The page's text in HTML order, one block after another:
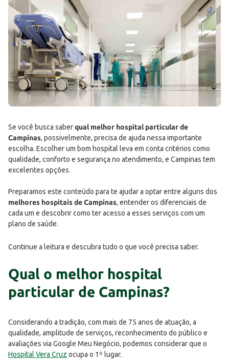
Se você busca saberqual melhor hospital particular de
Campinas, possivelmente, precisa de ajuda nessa importante
escolha. Escolher um bom hospital leva em conta critérios como
qualidade, conforto e segurança no atendimento, e Campinas tem
excelentes opções.
Preparamos este conteúdo para te ajudar a optar entre alguns dos
melhores hospitais de Campinas, entender os diferenciais de
cada um e descobrir como ter acesso a esses serviços com um
plano de saúde.
Continue a leitura e descubra tudo o que você precisa saber.
Qual o melhor hospital
particular de Campinas?
Considerando a tradição, com mais de 75 anos de atuação, a
qualidade, amplitude de serviços, reconhecimento do público e
avaliações via Google Meu Negócio, podemos considerar que o
Hospital Vera Cruz ocupa o 1º lugar.